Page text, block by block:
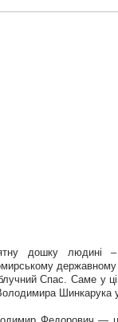
дошку людині –
державному
Спас. Саме у ці
Шинкарука